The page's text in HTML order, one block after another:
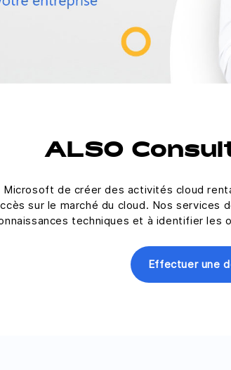
ALSO
de créer des activités cloud
sur le marché du cloud. Nos
techniques et à identifier
Effectuer une